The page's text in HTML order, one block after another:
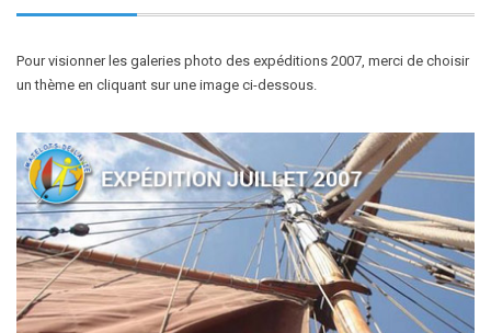
Pour visionner les galeries photo des expéditions 2007, merci de choisir
un thème en cliquant sur une image ci-dessous.